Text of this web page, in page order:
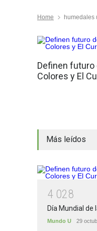
Home humedales
Definen futuro
Colores y El
Más leídos
4 028
Día Mundial de
Mundo U 29